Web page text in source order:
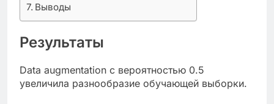
Выводы
Результаты
Data augmentation с вероятностью 0.5
увеличила разнообразие обучающей выборки.